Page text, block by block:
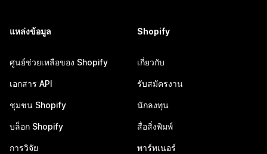
แหล่งข้อมูล
ศูนย์ช่วยเหลือของ Shopify
เอกสาร API
ชุมชน Shopify
บล็อก Shopify
การวิจัย
Shopify
เกี่ยวกับ
รับสมัครงาน
นักลงทุน
สื่อสิ่งพิมพ์
พาร์ทเนอร์